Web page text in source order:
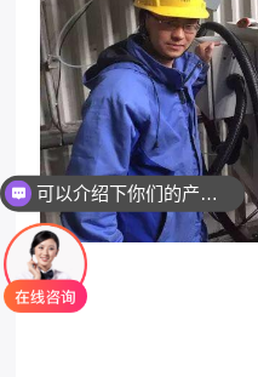
可以介绍下你们的产品么